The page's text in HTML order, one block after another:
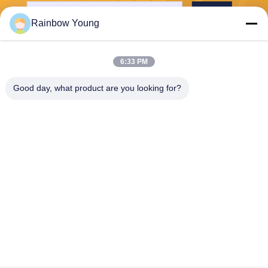
Rainbow Young
6:33 PM
Good day, what product are you looking for?